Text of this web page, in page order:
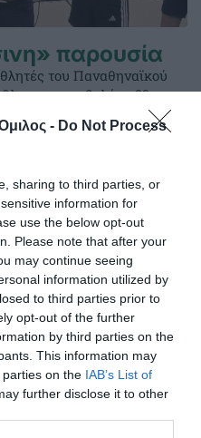
- Do Not Process
sharing to third parties, or
information for
use the below opt-out
Please note that after your
may continue seeing
information utilized by
to third parties prior to
opt-out of the further
by third parties on the
This information may
on the IAB’s List of
further disclose it to other
παρουσία
του Παναθηναϊκού
σκοποβολής κ23 στο